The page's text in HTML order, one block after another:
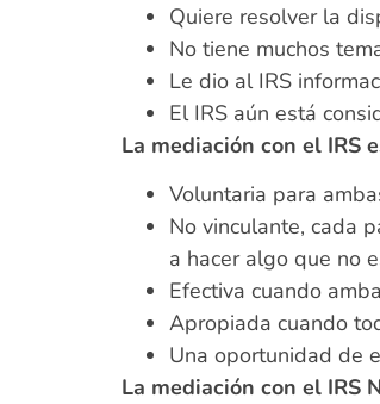
Quiere resolver la
No tiene muchos
Le dio al IRS
El IRS aún está
La mediación con el IRS
Voluntaria para
No vinculante, cada
a hacer algo que no
Efectiva cuando
Apropiada cuando
Una oportunidad de
La mediación con el IRS